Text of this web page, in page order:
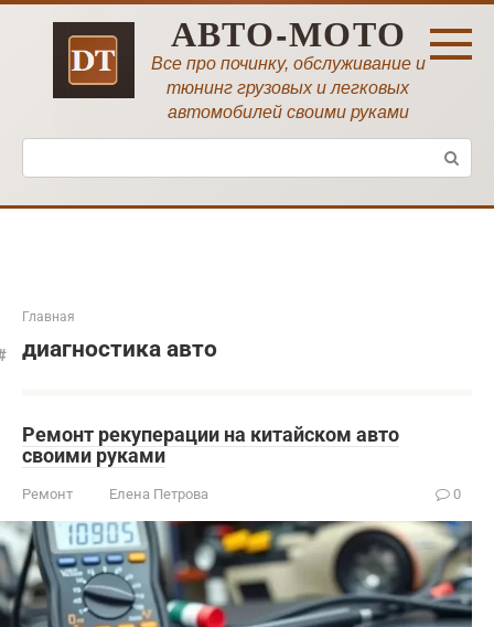
Перейти
АВТО-МОТО
Все про починку, обслуживание и
тюнинг грузовых и легковых
автомобилей своими руками
Поиск:
Главная
диагностика авто
Ремонт рекуперации на китайском авто
своими руками
Ремонт Елена Петрова 0